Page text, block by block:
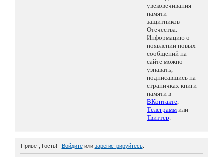
увековечивания
памяти
защитников
Отечества.
Информацию о
появлении новых
сообщений на
сайте можно
узнавать,
подписавшись на
страничках книги
памяти в
ВКонтакте,
Телеграмм или
Твиттер.
Привет, Гость! Войдитеили зарегистрируйтесь.